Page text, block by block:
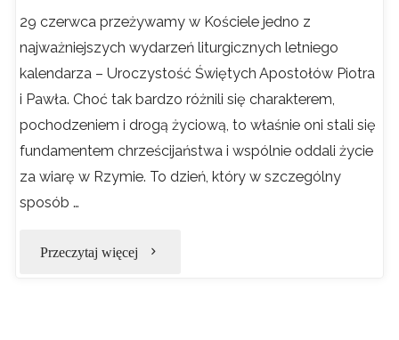
29 czerwca przeżywamy w Kościele jedno z
najważniejszych wydarzeń liturgicznych letniego
kalendarza – Uroczystość Świętych Apostołów Piotra
i Pawła. Choć tak bardzo różnili się charakterem,
pochodzeniem i drogą życiową, to właśnie oni stali się
fundamentem chrześcijaństwa i wspólnie oddali życie
za wiarę w Rzymie. To dzień, który w szczególny
sposób …
Przeczytaj więcej "Dwa